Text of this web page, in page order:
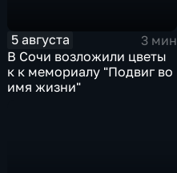
5 августа
3 мин
В Сочи возложили цветы
к к мемориалу "Подвиг во
имя жизни"